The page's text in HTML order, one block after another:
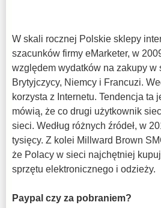
W skali rocznej Polskie sklepy
szacunków firmy eMarketer, w
względem wydatków na zakupy
Brytyjczycy, Niemcy i Francuzi.
korzysta z Internetu. Tendencja ta
mówią, że co drugi użytkownik
sieci. Według różnych źródeł, w
tysięcy. Z kolei Millward Brown
że Polacy w sieci najchętniej
sprzętu elektronicznego i odzieży.
Paypal czy za pobraniem?